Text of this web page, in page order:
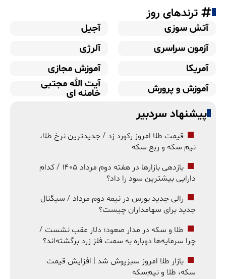
ترندهای روز
آتش سوزی
آجیل
آزمون سراسری
آلرژی
آمریکا
آموزش مجازی
آموزش و پرورش
آیت الله مجتبی
خامنه ای
پیشنهاد سردبیر
قیمت طلا امروز رکورد زد / جدیدترین نرخ طلا،
نیم سکه و ربع سکه
بازدهی بازارها در هفته دوم مرداد ۱۴۰۵ / کدام
دارایی بیشترین سود را داد؟
رالی جدید بورس در نیمه دوم مرداد / سیگنال
جدید برای سهامداران چیست؟
طلا و سکه در مدار صعود؛ دلار عقب نشست /
چرا سرمایه‌ها دوباره به سمت فلز زرد برگشته‌اند؟
بازار طلا امروز سبزپوش شد | افزایش قیمت
سکه، طلا و نیم‌سکه